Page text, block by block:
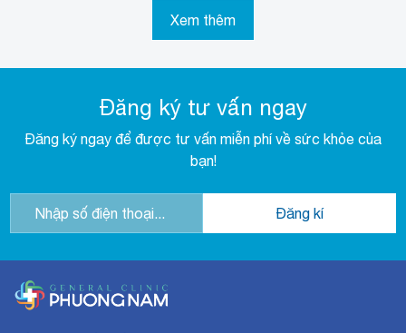
Xem thêm
Đăng ký tư vấn ngay
Đăng ký ngay để được tư vấn miễn phí về sức khỏe của
bạn!